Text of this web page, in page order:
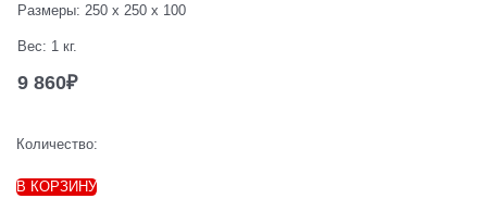
Размеры: 250 x 250 x 100
Вес: 1 кг.
9 860₽
Количество:
В КОРЗИНУ